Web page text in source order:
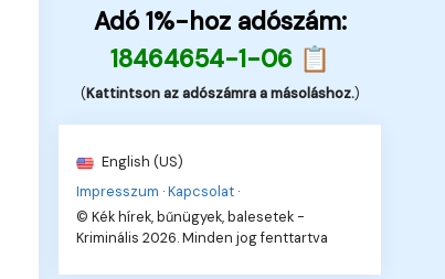
Adó 1%-hoz adószám:
18464654-1-06 📋
(Kattintson az adószámra a másoláshoz.)
English (US)
Impresszum ·Kapcsolat ·
© Kék hírek, bűnügyek, balesetek -
Kriminális 2026. Minden jog fenttartva